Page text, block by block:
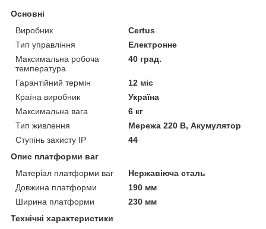
Основні
Виробник
Certus
Тип управління
Електронне
Максимальна робоча
температура
40 град.
Гарантійний термін
12 міс
Країна виробник
Україна
Максимальна вага
6 кг
Тип живлення
Мережа 220 В, Акумулятор
Ступінь захисту IP
44
Опис платформи ваг
Матеріал платформи ваг
Нержавіюча сталь
Довжина платформи
190 мм
Ширина платформи
230 мм
Технічні характеристики